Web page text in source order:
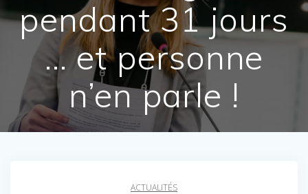
pendant 31 jours
… et personne
n’en parle !
ACTUALITÉS